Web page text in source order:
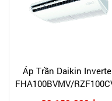
Áp Trần Daikin
FHA100BVMV/